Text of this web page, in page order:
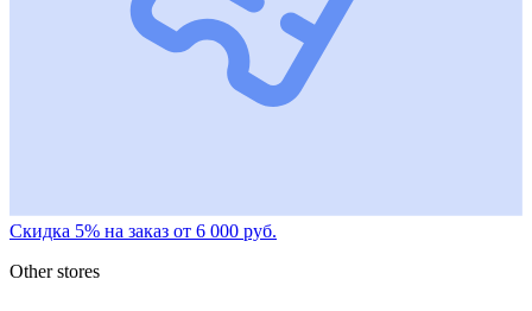
Скидка 5% на заказ от 6 000 руб.
Other stores